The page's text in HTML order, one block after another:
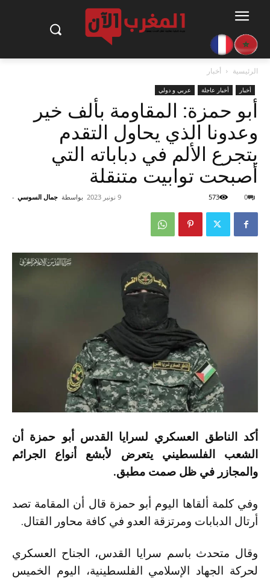
الرئيسية أخبار
أخبار أخبار عاجلة عربي و دولي
أبو حمزة: المقاومة بألف خير
وعدونا الذي يحاول التقدم
يتجرع الألم في دباباته التي
أصبحت توابيت متنقلة
بواسطة جمال السوسي - 9 نونبر 2023 0
573
أكد الناطق العسكري لسرايا القدس أبو حمزة أن
الشعب الفلسطيني يتعرض لأبشع أنواع الجرائم
والمجازر في ظل صمت مطبق.
وفي كلمة ألقاها اليوم أبو حمزة قال أن المقامة تصد
أرتال الدبابات ومرتزقة العدو في كافة محاور القتال.
وقال متحدث باسم سرايا القدس، الجناح العسكري
لحركة الجهاد الإسلامي الفلسطينية، اليوم الخميس